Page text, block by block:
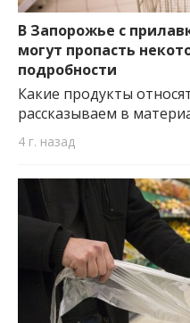
В Запорожье с
могут пропасть
подробности
Какие продукты
рассказываем в
4 г. назад